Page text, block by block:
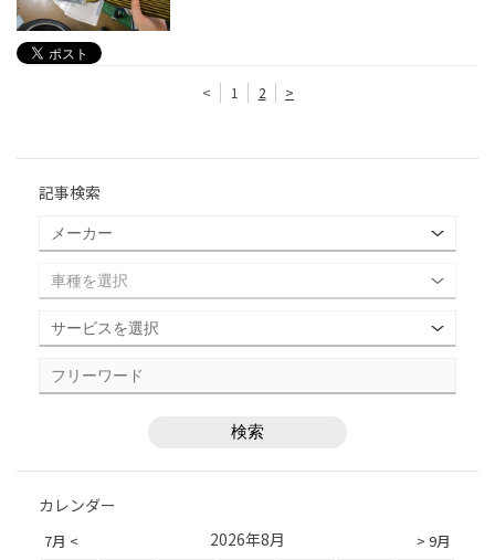
< 1 2 >
記事検索
カレンダー
7月 < > 9月
2026年8月